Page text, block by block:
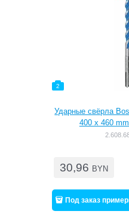
2
Ударные свёрла
400 x 460
30,96 BYN
Под заказ